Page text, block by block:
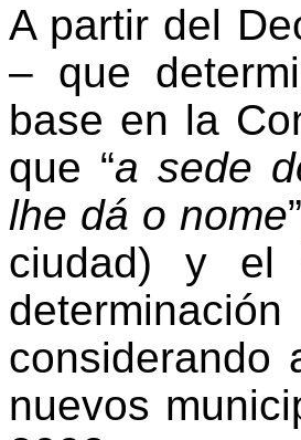
A partir del
– que
base en la
que “a sede
lhe dá o nome”
ciudad) y el
considerando
nuevos